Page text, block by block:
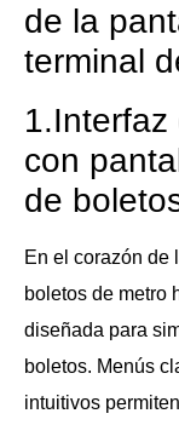
de la
terminal
con
de
En el corazón de
boletos de metro
diseñada para
boletos. Menús
intuitivos